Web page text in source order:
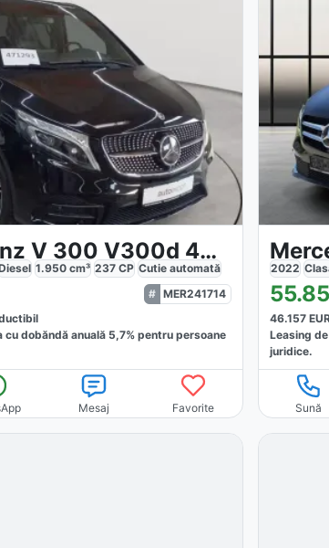
Mercedes-Benz V 300 V300d 4M Avantgarde Edition
1.950 cm³ 237 CP Cutie automată
MER241714
cu dobăndă anuală 5,7% pentru persoane
Mesaj Favorite
2022
46.157
Leasing
juridice.
Sună